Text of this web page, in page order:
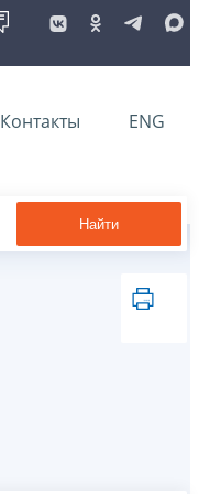
Контакты ENG
Найти